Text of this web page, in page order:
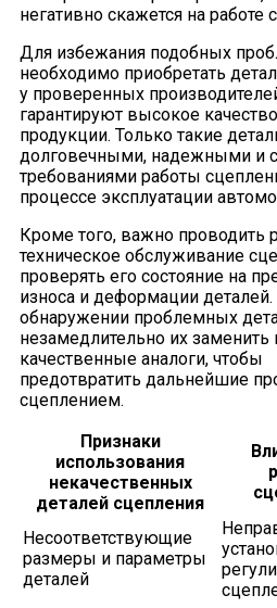
негативно скажется на работе
Для избежания подобных
необходимо приобретать
у проверенных
гарантируют высокое
продукции. Только такие
долговечными, надежными и
требованиями работы
процессе эксплуатации
Кроме того, важно проводить
техническое обслуживание
проверять его состояние на
износа и деформации
обнаружении проблемных
незамедлительно их заменить
качественные аналоги, чтобы
предотвратить дальнейшие
сцеплением.
Признаки
использования
некачественных
деталей сцепления
Несоответствующие
размеры и параметры
деталей